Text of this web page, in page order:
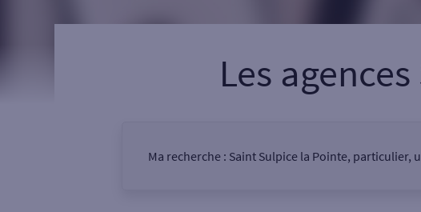
Les agences
Ma recherche : Saint Sulpice la Pointe, particulier,